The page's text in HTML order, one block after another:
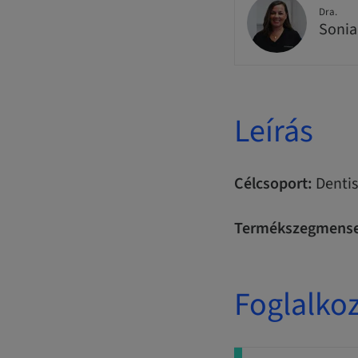
Dra.
Leírás
Célcsoport: